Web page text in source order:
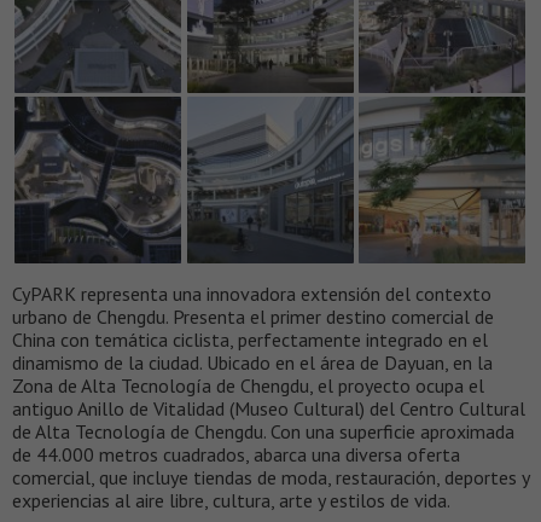
CyPARK representa una innovadora extensión del contexto
urbano de Chengdu. Presenta el primer destino comercial de
China con temática ciclista, perfectamente integrado en el
dinamismo de la ciudad. Ubicado en el área de Dayuan, en la
Zona de Alta Tecnología de Chengdu, el proyecto ocupa el
antiguo Anillo de Vitalidad (Museo Cultural) del Centro Cultural
de Alta Tecnología de Chengdu. Con una superficie aproximada
de 44.000 metros cuadrados, abarca una diversa oferta
comercial, que incluye tiendas de moda, restauración, deportes y
experiencias al aire libre, cultura, arte y estilos de vida.